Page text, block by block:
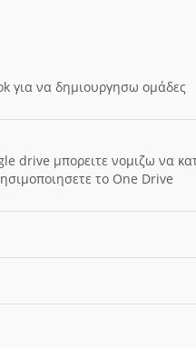
για να δημιουργησω ομάδες
drive μπορειτε νομιζω να
το One Drive